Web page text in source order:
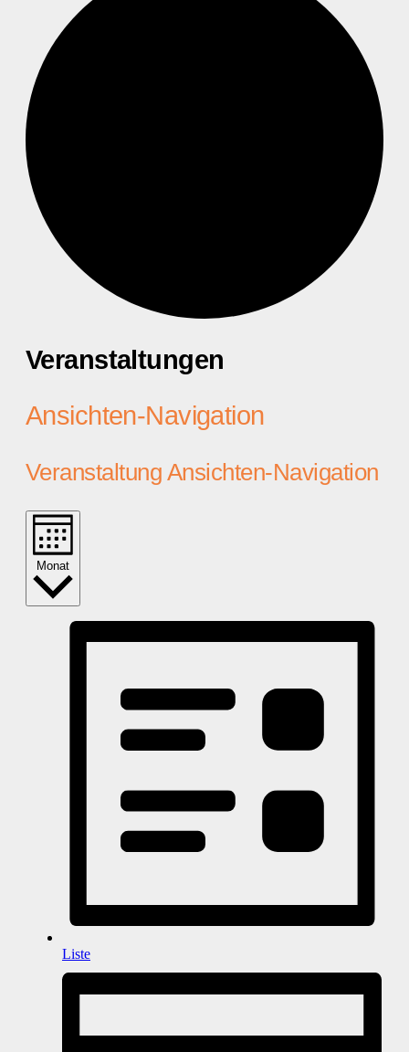
Veranstaltungen
Ansichten-Navigation
Veranstaltung Ansichten-Navigation
Monat
Liste